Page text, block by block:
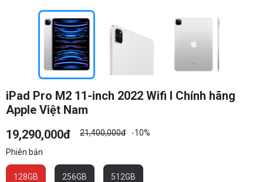
iPad Pro M2 11-inch 2022 Wifi I Chính hãng
Apple Việt Nam
19,290,000đ
21,400,000đ -10%
Phiên bản
128GB 256GB 512GB